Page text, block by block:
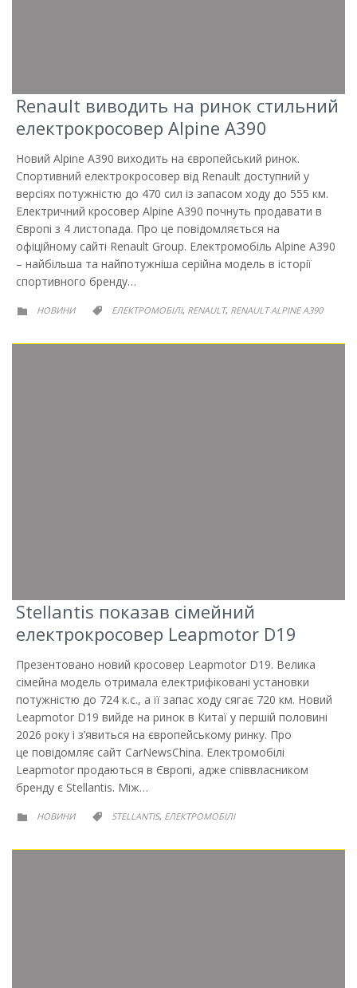
Renault виводить на ринок стильний
електрокросовер Alpine A390
Новий Alpine A390 виходить на європейський ринок.
Спортивний електрокросовер від Renault доступний у
версіях потужністю до 470 сил із запасом ходу до 555 км.
Електричний кросовер Alpine A390 почнуть продавати в
Європі з 4 листопада. Про це повідомляється на
офіційному сайті Renault Group. Електромобіль Alpine A390
– найбільша та найпотужніша серійна модель в історії
спортивного бренду…
 РУБРИКА
НОВИНИ  РУБРИКА
ЕЛЕКТРОМОБІЛІ, RENAULT, RENAULT ALPINE A390
Stellantis показав сімейний
електрокросовер Leapmotor D19
Презентовано новий кросовер Leapmotor D19. Велика
сімейна модель отримала електрифіковані установки
потужністю до 724 к.с., а її запас ходу сягає 720 км. Новий
Leapmotor D19 вийде на ринок в Китаї у першій половині
2026 року і з’явиться на європейському ринку. Про
це повідомляє сайт CarNewsChina. Електромобілі
Leapmotor продаються в Європі, адже співвласником
бренду є Stellantis. Між…
 РУБРИКА
НОВИНИ  РУБРИКА
STELLANTIS, ЕЛЕКТРОМОБІЛІ